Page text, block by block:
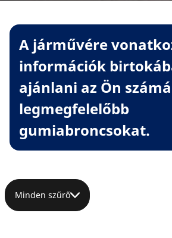
A járművére
információk
ajánlani az Ön
legmegfelelőbb
gumiabroncsokat.
Minden szűrő